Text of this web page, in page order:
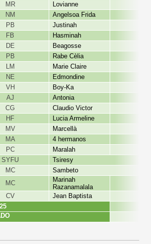
MR
Lovianne
NM
Angelsoa Frida
PB
Justinah
FB
Hasminah
DE
Beagosse
PB
Rabe Cèlia
LM
Marie Claire
NE
Edmondine
VH
Boy-Ka
AJ
Antonia
CG
Claudio Victor
HF
Lucia Armeline
MV
Marcellà
MA
4 hermanos
PC
Maralah
SYFU
Tsiresy
MC
Sambeto
MC
Marinah
Razanamalala
CV
Jean Baptista